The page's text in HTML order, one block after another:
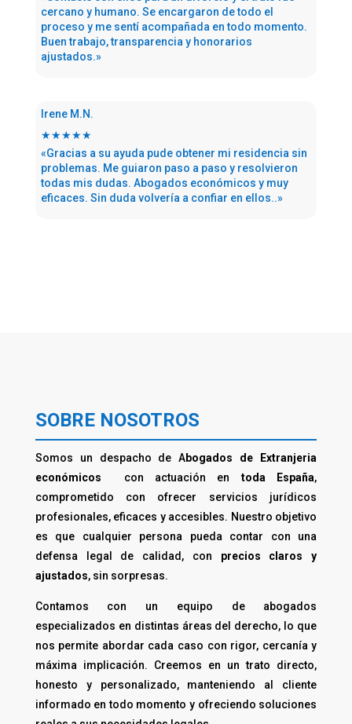
cercano y humano. Se encargaron de todo el
proceso y me sentí acompañada en todo momento.
Buen trabajo, transparencia y honorarios
ajustados.»
Irene M.N.
★★★★★
«Gracias a su ayuda pude obtener mi residencia sin
problemas. Me guiaron paso a paso y resolvieron
todas mis dudas. Abogados económicos y muy
eficaces. Sin duda volvería a confiar en ellos..»
SOBRE NOSOTROS
Somos un despacho de Abogados de Extranjeria
económicos
con actuación en toda España,
comprometido con ofrecer servicios jurídicos
profesionales, eficaces y accesibles. Nuestro objetivo
es que cualquier persona pueda contar con una
defensa legal de calidad, con precios claros y
ajustados, sin sorpresas.
Contamos con un equipo de abogados
especializados en distintas áreas del derecho, lo que
nos permite abordar cada caso con rigor, cercanía y
máxima implicación. Creemos en un trato directo,
honesto y personalizado, manteniendo al cliente
informado en todo momento y ofreciendo soluciones